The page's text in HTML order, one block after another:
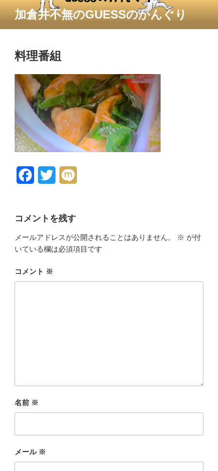
テ
加倉井不無のGUESSのかんぐり
料理番組
b
o
t
r
コメントを残す
メールアドレスが公開されることはありません。 ※ が付
いている欄は必須項目です
コメント ※
名前 ※
メール ※